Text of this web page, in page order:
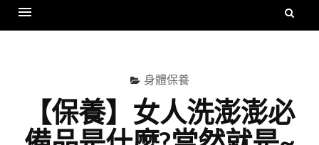
身體保養
【保養】女人洗澎澎必